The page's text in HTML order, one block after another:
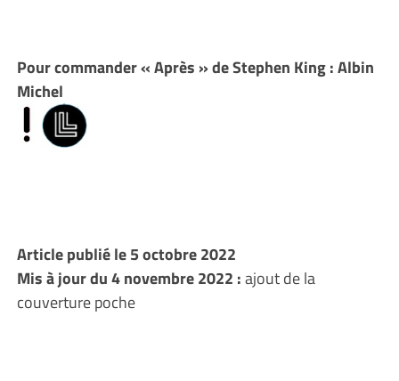
Pour commander « Après » de Stephen King : Albin
Michel
Article publié le 5 octobre 2022
Mis à jour du 4 novembre 2022 :ajout de la
couverture poche